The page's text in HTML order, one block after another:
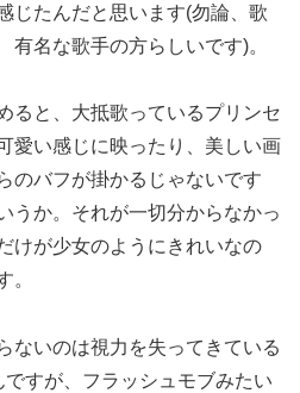
じたんだと思います(勿論、歌
名な歌手の方らしいです)。
ると、大抵歌っているプリンセ
愛い感じに映ったり、美しい画
のバフが掛かるじゃないです
うか。それが一切分からなかっ
けが少女のようにきれいなの
。
ないのは視力を失ってきている
すが、フラッシュモブみたい